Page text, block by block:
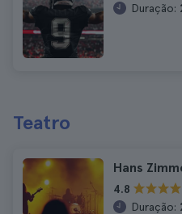
Duração:
Teatro
Hans
4.8
Duração: